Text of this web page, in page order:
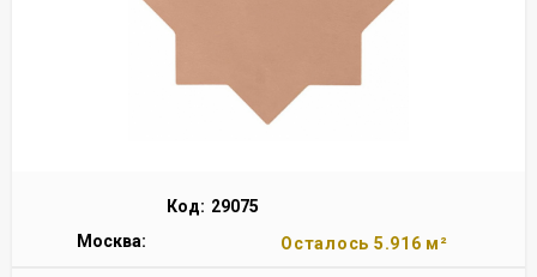
Код: 29075
Москва:
Осталось 5.916 м²